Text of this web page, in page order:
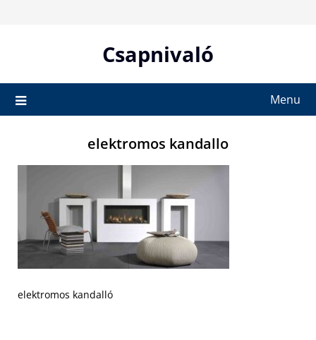
Csapnivaló
Menu
elektromos kandallo
elektromos kandalló